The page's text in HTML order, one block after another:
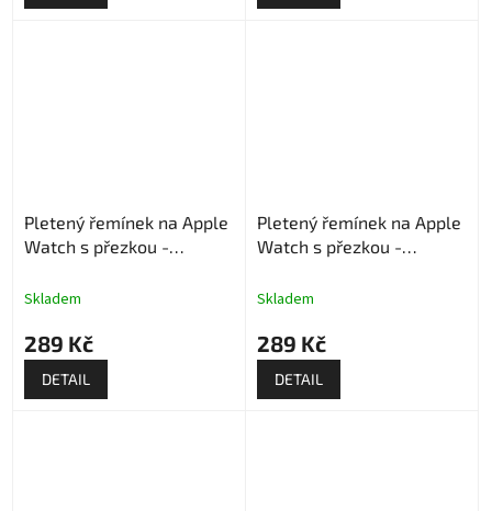
Pletený řemínek na Apple
Watch s přezkou -
Skladem
289 Kč
DETAIL
Pletený řemínek na Apple
Watch s přezkou -
Skladem
289 Kč
DETAIL